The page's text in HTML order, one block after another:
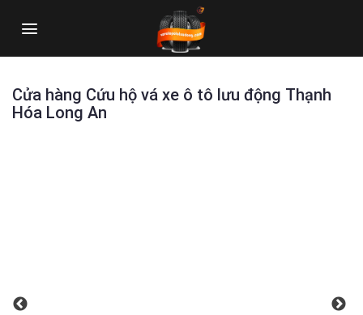
Cửa hàng Cứu hộ vá xe ô tô lưu động Thạnh
Hóa Long An